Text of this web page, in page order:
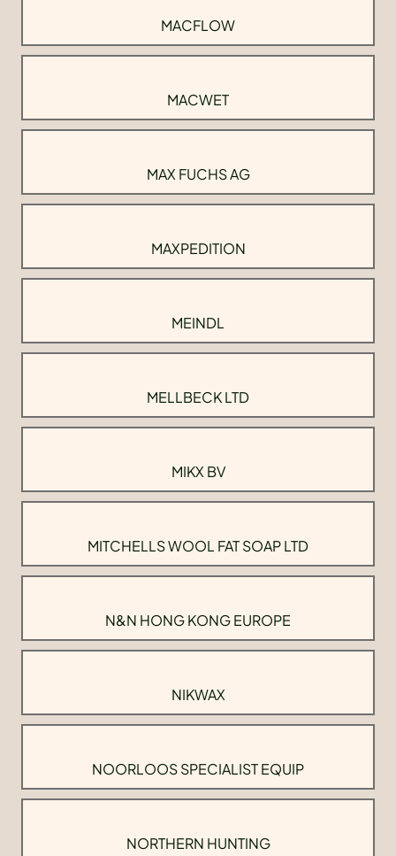
MACFLOW
MACWET
MAX FUCHS AG
MAXPEDITION
MEINDL
MELLBECK LTD
MIKX BV
MITCHELLS WOOL FAT SOAP LTD
N&N HONG KONG EUROPE
NIKWAX
NOORLOOS SPECIALIST EQUIP
NORTHERN HUNTING